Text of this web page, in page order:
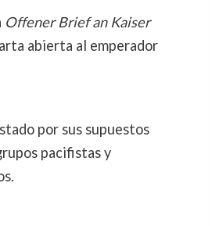
Offener Brief an Kaiser
abierta al emperador
por sus supuestos
pacifistas y